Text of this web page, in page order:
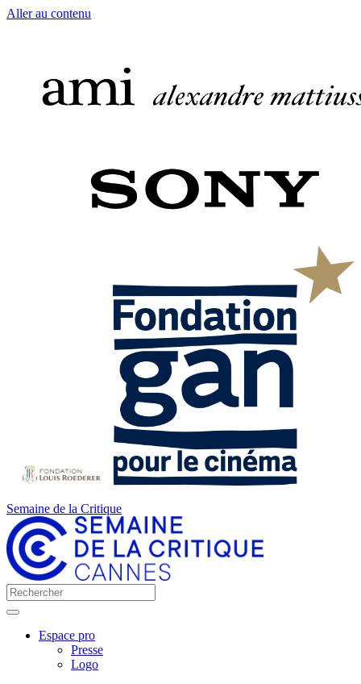
Aller au contenu
Semaine de la Critique
Espace pro
Presse
Logo